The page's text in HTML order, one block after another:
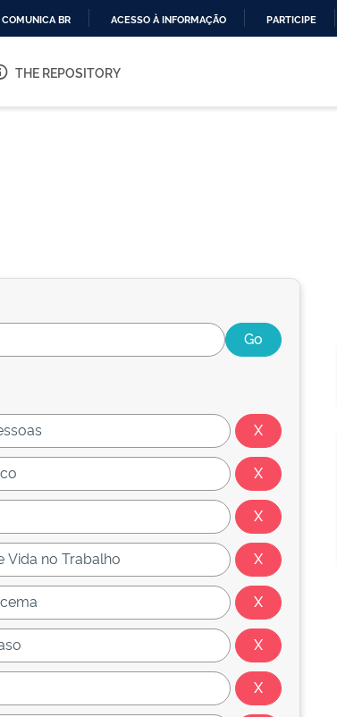
O
COMUNICA BR ACESSO À INFORMAÇÃO PARTICIPE
THE REPOSITORY